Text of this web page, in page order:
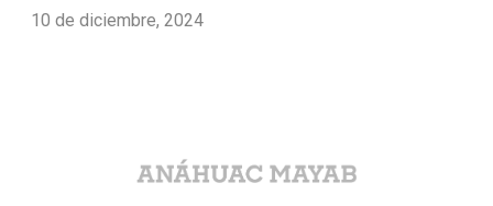
10 de diciembre, 2024